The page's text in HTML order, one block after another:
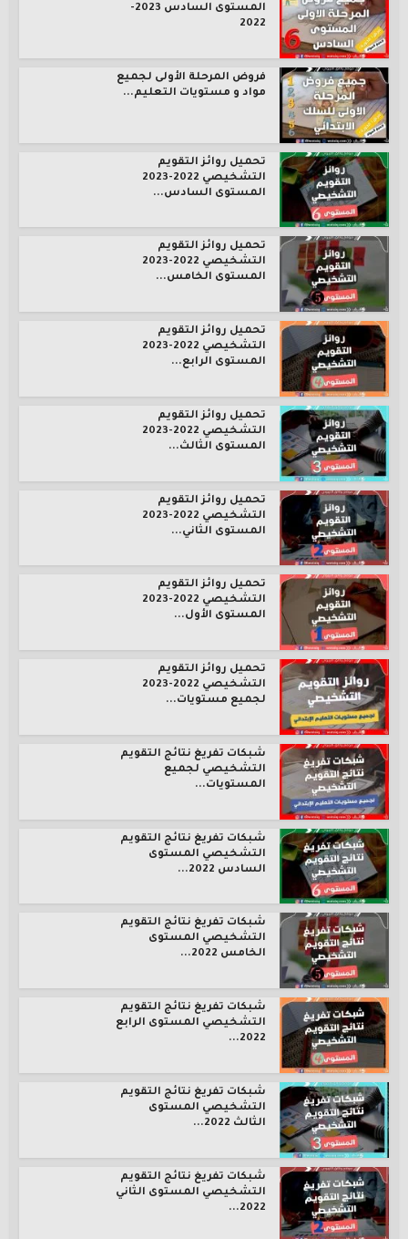
المستوى السادس 2023-
2022
فروض المرحلة الأولى لجميع
مواد و مستويات التعليم...
تحميل روائز التقويم
التشخيصي 2022-2023
المستوى السادس...
تحميل روائز التقويم
التشخيصي 2022-2023
المستوى الخامس...
تحميل روائز التقويم
التشخيصي 2022-2023
المستوى الرابع...
تحميل روائز التقويم
التشخيصي 2022-2023
المستوى الثالث...
تحميل روائز التقويم
التشخيصي 2022-2023
المستوى الثاني...
تحميل روائز التقويم
التشخيصي 2022-2023
المستوى الأول...
تحميل روائز التقويم
التشخيصي 2022-2023
لجميع مستويات...
شبكات تفريغ نتائج التقويم
التشخيصي لجميع
المستويات...
شبكات تفريغ نتائج التقويم
التشخيصي المستوى
السادس 2022...
شبكات تفريغ نتائج التقويم
التشخيصي المستوى
الخامس 2022...
شبكات تفريغ نتائج التقويم
التشخيصي المستوى الرابع
2022...
شبكات تفريغ نتائج التقويم
التشخيصي المستوى
الثالث 2022...
شبكات تفريغ نتائج التقويم
التشخيصي المستوى الثاني
2022...